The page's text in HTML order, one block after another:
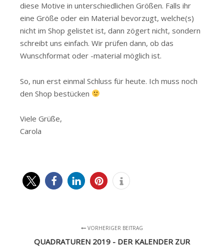
diese Motive in unterschiedlichen Größen. Falls ihr
eine Größe oder ein Material bevorzugt, welche(s)
nicht im Shop gelistet ist, dann zögert nicht, sondern
schreibt uns einfach. Wir prüfen dann, ob das
Wunschformat oder -material möglich ist.
So, nun erst einmal Schluss für heute. Ich muss noch
den Shop bestücken
Viele Grüße,
Carola
VORHERIGER BEITRAG
QUADRATUREN 2019 - DER KALENDER ZUR